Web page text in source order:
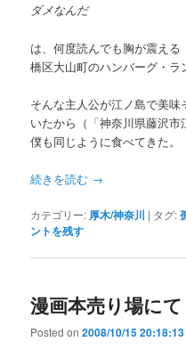
ダメなんだ
は、何度読んでも胸が震える
橋区大山町のハンバーグ・ラ
そんな主人公が江ノ島で美
いたから（「神奈川県藤沢
僕も同じように食べてきた。
続きを読む →
カテゴリー: 厚木/神奈川 | タグ:
ントを残す
漫画本売り場にて
Posted on2008/10/15 20:18:13